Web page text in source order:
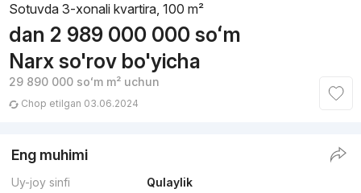
Sotuvda 3-xonali kvartira, 100 m²
dan 2 989 000 000 soʻm
Narx so'rov bo'yicha
29 890 000 soʻmm² uchun
Chop etilgan 03.06.2024
Eng muhimi
Uy-joy sinfi
Qulaylik